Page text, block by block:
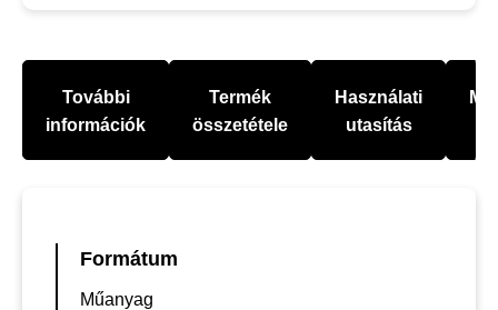
További
információk
Termék
összetétele
Használati
utasítás
Formátum
Műanyag